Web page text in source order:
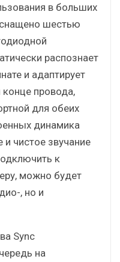
в больших
шестью
распознает
и адаптирует
конце провода,
для обеих
динамика
чистое звучание
к
можно будет
, но и
Sync
на